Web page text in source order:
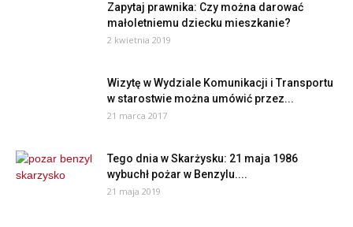
Zapytaj prawnika: Czy można darować
małoletniemu dziecku mieszkanie?
2 kwietnia 2019
Wizytę w Wydziale Komunikacji i Transportu
w starostwie można umówić przez...
21 marca 2017
Tego dnia w Skarżysku: 21 maja 1986
wybuchł pożar w Benzylu....
21 maja 2019